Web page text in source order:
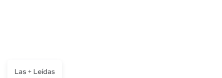
Las + Leídas